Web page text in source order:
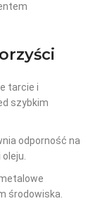
tarcie i
szybkim
odporność na
środowiska.